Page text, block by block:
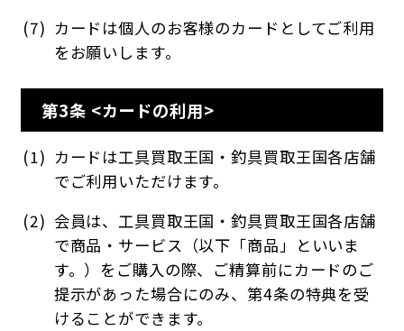
カードは個人のお客様のカードとしてご利用
をお願いします。
第3条 <カードの利用>
カードは工具買取王国・釣具買取王国各店舗
でご利用いただけます。
会員は、工具買取王国・釣具買取王国各店舗
で商品・サービス（以下「商品」といいま
す。）をご購入の際、ご精算前にカードのご
提示があった場合にのみ、第4条の特典を受
けることができます。